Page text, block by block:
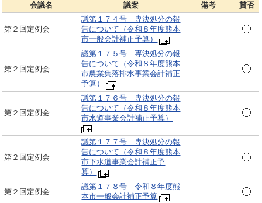
会議名 議案 備考 賛否
第２回定例会
議第１７４号 専決処分の報
告について（令和８年度熊本
市一般会計補正予算）
第２回定例会
議第１７５号 専決処分の報
告について（令和８年度熊本
市農業集落排水事業会計補正
予算）
第２回定例会
議第１７６号 専決処分の報
告について（令和８年度熊本
市水道事業会計補正予算）
第２回定例会
議第１７７号 専決処分の報
告について（令和８年度熊本
市下水道事業会計補正予
算）
第２回定例会
議第１７８号 令和８年度熊
本市一般会計補正予算